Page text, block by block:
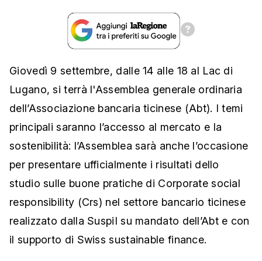
Giovedì 9 settembre, dalle 14 alle 18 al Lac di
Lugano, si terrà l'Assemblea generale ordinaria
dell’Associazione bancaria ticinese (Abt). I temi
principali saranno l’accesso al mercato e la
sostenibilità: l’Assemblea sarà anche l’occasione
per presentare ufficialmente i risultati dello
studio sulle buone pratiche di Corporate social
responsibility (Crs) nel settore bancario ticinese
realizzato dalla SuspiI su mandato dell’Abt e con
il supporto di Swiss sustainable finance.